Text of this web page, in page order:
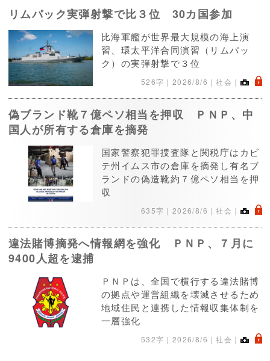
リムパック実弾射撃で比３位 30カ国参加
比海軍艦が世界最大規模の海上演
習、環太平洋合同演習（リムパッ
ク）の実弾射撃で３位
526字｜ 2026/8/6 ｜社会｜ .
偽ブランド靴７億ペソ相当を押収 ＰＮＰ、中
国人が所有する倉庫を摘発
国家警察犯罪捜査隊と関税庁はカビ
テ州イムス市の倉庫を摘発し有名ブ
ランドの偽造靴約７億ペソ相当を押
収
635字｜ 2026/8/6 ｜社会｜ .
違法賭博摘発へ情報網を強化 ＰＮＰ、７月に
9400人超を逮捕
ＰＮＰは、全国で横行する違法賭博
の拠点や運営組織を壊滅させるため
地域住民と連携した情報収集体制を
一層強化
532字｜ 2026/8/6 ｜社会｜ .